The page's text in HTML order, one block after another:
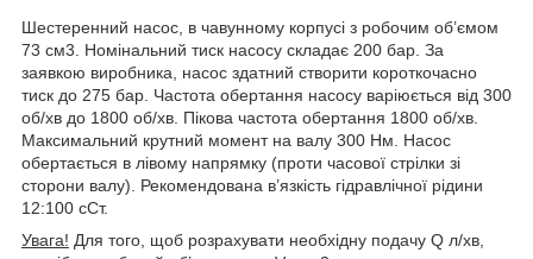
Шестеренний насос, в чавунному корпусі з робочим об’ємом
73 см3 . Номінальний тиск насосу складає 200 бар. За
заявкою виробника, насос здатний створити короткочасно
тиск до 275 бар. Частота обертання насосу варіюється від 300
об/хв до 1800 об/хв. Пікова частота обертання 1800 об/хв.
Максимальний крутний момент на валу 300 Нм. Насос
обертається в лівому напрямку (проти часової стрілки зі
сторони валу). Рекомендована в’язкість гідравлічної рідини
12:100 сСт.
Увага! Для того, щоб розрахувати необхідну подачу Q л/хв,